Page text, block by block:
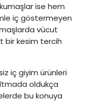
ise hem
iç göstermeyen
vücut
bir kesim tercih
iç giyim ürünleri
oldukça
bu konuya